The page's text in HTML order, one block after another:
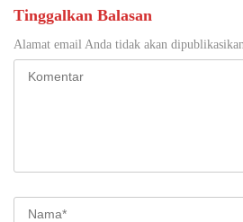
Tinggalkan Balasan
Alamat email Anda tidak akan